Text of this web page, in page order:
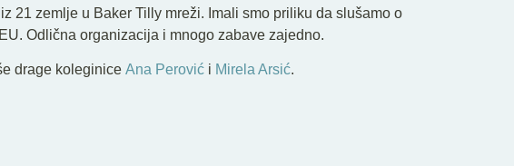
21 zemlje u Baker Tilly mreži. Imali smo priliku da slušamo o
Odlična organizacija i mnogo zabave zajedno.
drage koleginice Ana Perovići Mirela Arsić.